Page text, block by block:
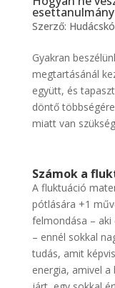
esettanulmány
Szerző:
Gyakran
megtartásánál
együtt, és
döntő
miatt van
Számok a
A fluktuáció
pótlására +1
felmondása – aki
– ennél sokkal
tudás, amit
energia, amivel